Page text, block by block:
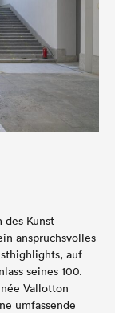
des Kunst
anspruchsvolles
auf
seines 100.
Vallotton
umfassende